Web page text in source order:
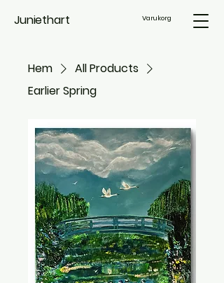
Juniethart Varukorg
Hem
All Products
Earlier Spring